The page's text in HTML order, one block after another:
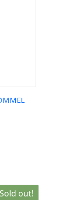
Sold out!